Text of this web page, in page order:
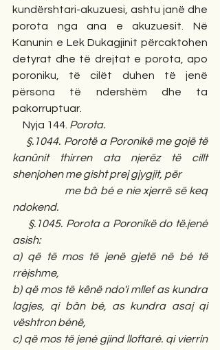
kundërshtari-akuzuesi, ashtu janë dhe
porota nga ana e akuzuesit. Në
Kanunin e Lek Dukagjinit përcaktohen
detyrat dhe të drejtat e porota, apo
poroniku, të cilët duhen të jenë
përsona të ndershëm dhe ta
pakorruptuar.
Nyja 144. Porota.
§.1044. Porotë a Poronikë me gojë të
kanûnit thirren ata njerëz të cillt
shenjohen me gisht prej gjygjit, për
me bâ bé e nie xjerrë së keq
ndokend.
§.1045. Porota a Poronikë do të.jené
asish:
a) që të mos të jenë gjetë në bé të
rrèjshme,
b) që mos të kênë ndo'i mllef as kundra
lagjes, qi bân bé, as kundra asaj qi
vështron bénë,
c) që mos të jené gjind lloftaré. qi vierrin